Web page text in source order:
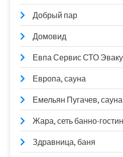
Добрый пар
Домовид
Евпа Сервис СТО
Европа, сауна
Емельян Пугачев, сауна
Жара, сеть банно-
Здравница, баня